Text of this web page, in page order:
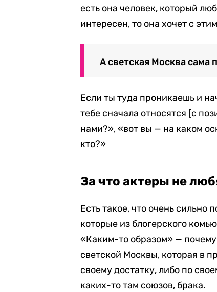
есть она человек, который
интересен, то она хочет с
А светская Москва сама
Если ты туда проникаешь и
тебе сначала относятся [с
нами?», «вот вы — на каком
кто?»
За что актеры не
Есть такое, что очень
которые из блогерского
«Каким-то образом» — почему
светской Москвы, которая в
своему достатку, либо по
каких-то там союзов, брака.